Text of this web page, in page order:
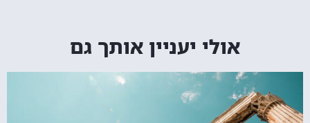
אולי יעניין אותך גם